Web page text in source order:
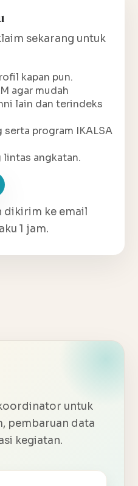
sekarang untuk
kapan pun.
agar mudah
lain dan terindeks
program IKALSA
lintas angkatan.
dikirim ke email
1 jam.
untuk
pembaruan data
kegiatan.